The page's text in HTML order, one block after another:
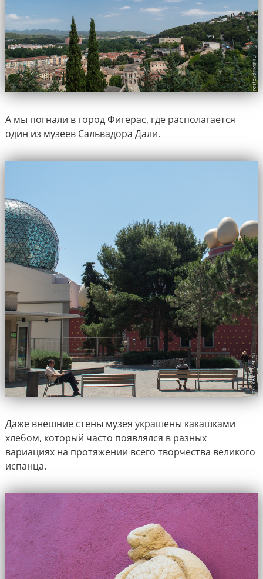
А мы погнали в город Фигерас, где располагается
один из музеев Сальвадора Дали.
Даже внешние стены музея украшены какашками
хлебом, который часто появлялся в разных
вариациях на протяжении всего творчества великого
испанца.